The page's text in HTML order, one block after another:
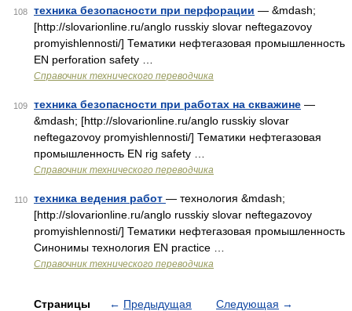
108 техника безопасности при перфорации — &mdash;
[http://slovarionline.ru/anglo russkiy slovar neftegazovoy
promyishlennosti/] Тематики нефтегазовая промышленность
EN perforation safety …
Справочник технического переводчика
109 техника безопасности при работах на скважине —
&mdash; [http://slovarionline.ru/anglo russkiy slovar
neftegazovoy promyishlennosti/] Тематики нефтегазовая
промышленность EN rig safety …
Справочник технического переводчика
110 техника ведения работ — технология &mdash;
[http://slovarionline.ru/anglo russkiy slovar neftegazovoy
promyishlennosti/] Тематики нефтегазовая промышленность
Синонимы технология EN practice …
Справочник технического переводчика
Страницы ← Предыдущая Следующая →